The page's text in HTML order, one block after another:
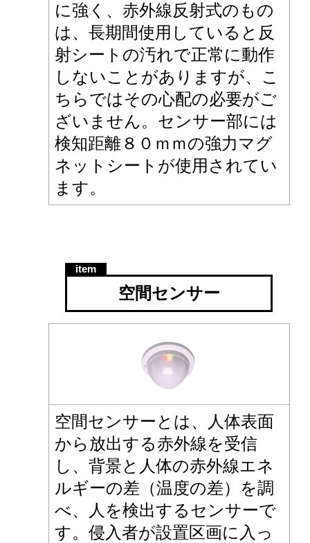
に強く、赤外線反射式のもの
は、長期間使用していると反
射シートの汚れで正常に動作
しないことがありますが、こ
ちらではその心配の必要がご
ざいません。センサー部には
検知距離８０ｍｍの強力マグ
ネットシートが使用されてい
ます。
空間センサー
空間センサーとは、人体表面
から放出する赤外線を受信
し、背景と人体の赤外線エネ
ルギーの差（温度の差）を調
べ、人を検出するセンサーで
す。侵入者が設置区画に入っ